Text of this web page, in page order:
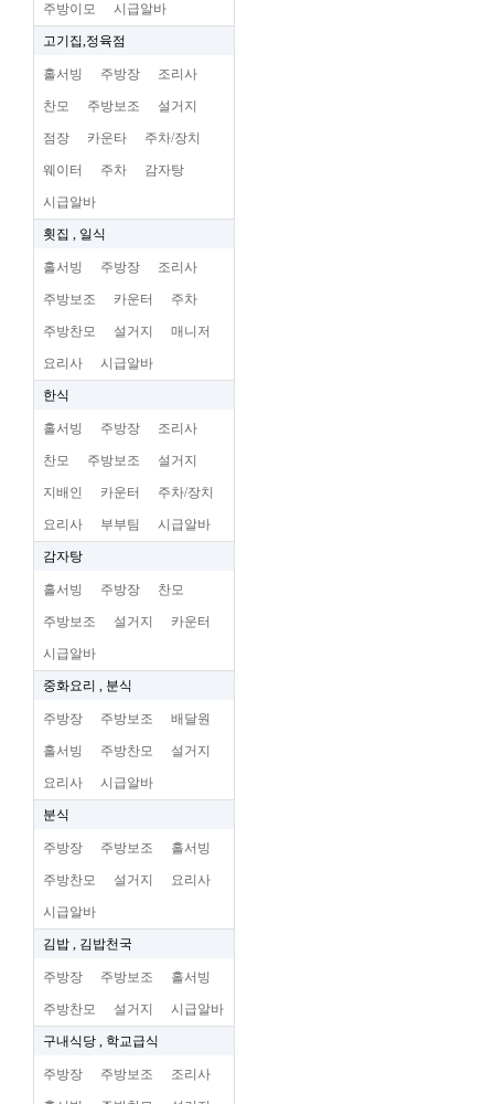
주방이모 시급알바
고기집,정육점
홀서빙 주방장 조리사
찬모 주방보조 설거지
점장 카운타 주차/장치
웨이터 주차 감자탕
시급알바
횟집 , 일식
홀서빙 주방장 조리사
주방보조 카운터 주차
주방찬모 설거지 매니저
요리사 시급알바
한식
홀서빙 주방장 조리사
찬모 주방보조 설거지
지배인 카운터 주차/장치
요리사 부부팀 시급알바
감자탕
홀서빙 주방장 찬모
주방보조 설거지 카운터
시급알바
중화요리 , 분식
주방장 주방보조 배달원
홀서빙 주방찬모 설거지
요리사 시급알바
분식
주방장 주방보조 홀서빙
주방찬모 설거지 요리사
시급알바
김밥 , 김밥천국
주방장 주방보조 홀서빙
주방찬모 설거지 시급알바
구내식당 , 학교급식
주방장 주방보조 조리사